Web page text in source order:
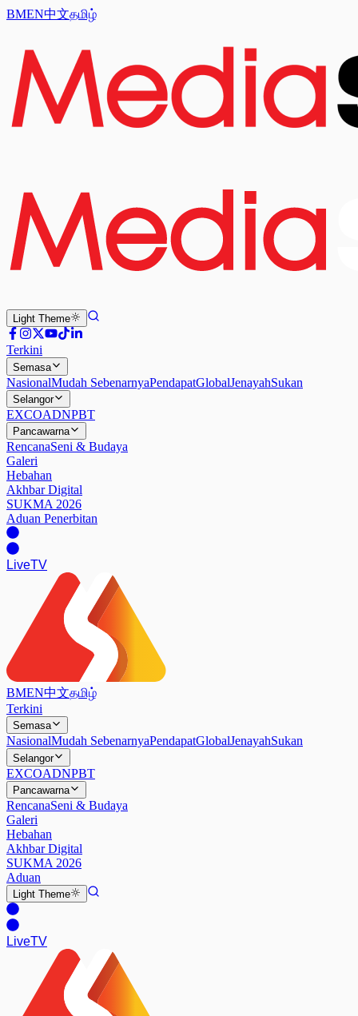
BMEN中文தமிழ்
Light Theme
Terkini
Semasa
NasionalMudah SebenarnyaPendapatGlobalJenayahSukan
Selangor
EXCOADNPBT
Pancawarna
RencanaSeni & Budaya
Galeri
Hebahan
Akhbar Digital
SUKMA 2026
Aduan Penerbitan
LiveTV
BMEN中文தமிழ்
Terkini
Semasa
NasionalMudah SebenarnyaPendapatGlobalJenayahSukan
Selangor
EXCOADNPBT
Pancawarna
RencanaSeni & Budaya
Galeri
Hebahan
Akhbar Digital
SUKMA 2026
Aduan
Light Theme
LiveTV